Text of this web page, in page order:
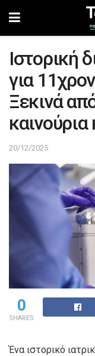
Ιστορική
για
Ξεκινά
20/12/2025
0
SHARES
Ένα ιστορικό